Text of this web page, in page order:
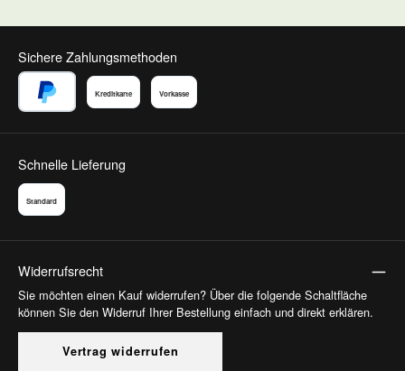
Sichere Zahlungsmethoden
Kreditkarte Vorkasse
Schnelle Lieferung
Standard
Widerrufsrecht
Sie möchten einen Kauf widerrufen? Über die folgende Schaltfläche
können Sie den Widerruf Ihrer Bestellung einfach und direkt erklären.
Vertrag widerrufen